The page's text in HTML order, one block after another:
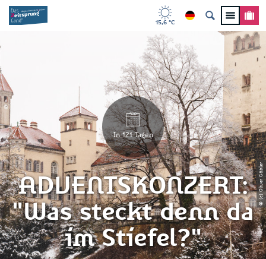
15,6 °C
© (c) Oliver Göhler
In 121 Tagen
ADVENTSKONZERT:
"Was steckt denn da
im Stiefel?"